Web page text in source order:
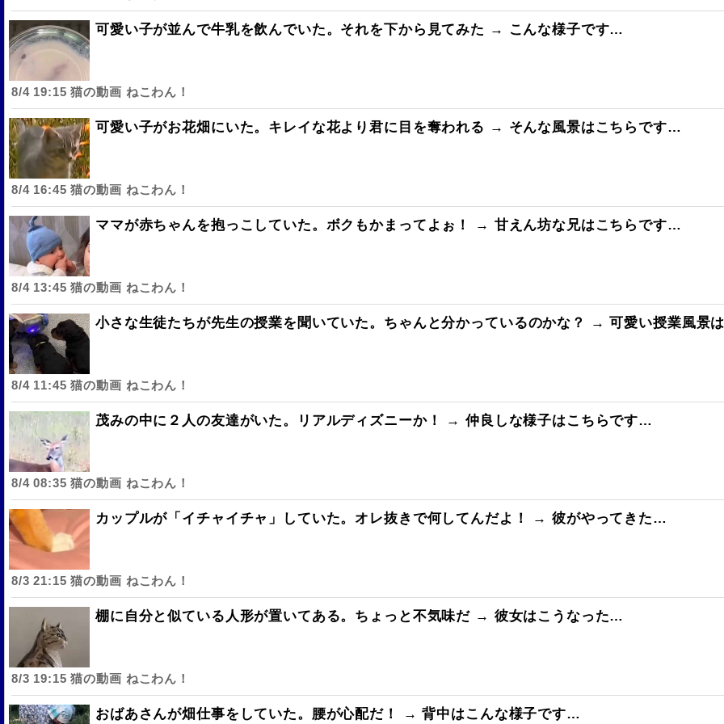
可愛い子が並んで牛乳を飲んでいた。それを下から見てみた → こんな様子です…
8/4 19:15 猫の動画 ねこわん！
可愛い子がお花畑にいた。キレイな花より君に目を奪われる → そんな風景はこちらです…
8/4 16:45 猫の動画 ねこわん！
ママが赤ちゃんを抱っこしていた。ボクもかまってよぉ！ → 甘えん坊な兄はこちらです…
8/4 13:45 猫の動画 ねこわん！
小さな生徒たちが先生の授業を聞いていた。ちゃんと分かっているのかな？ → 可愛い授業風景
8/4 11:45 猫の動画 ねこわん！
茂みの中に２人の友達がいた。リアルディズニーか！ → 仲良しな様子はこちらです…
8/4 08:35 猫の動画 ねこわん！
カップルが「イチャイチャ」していた。オレ抜きで何してんだよ！ → 彼がやってきた…
8/3 21:15 猫の動画 ねこわん！
棚に自分と似ている人形が置いてある。ちょっと不気味だ → 彼女はこうなった…
8/3 19:15 猫の動画 ねこわん！
おばあさんが畑仕事をしていた。腰が心配だ！ → 背中はこんな様子です…